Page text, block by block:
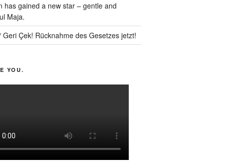
has gained a new star – gentle and
Maja.
Geri Çek! Rücknahme des Gesetzes jetzt!
YOU.